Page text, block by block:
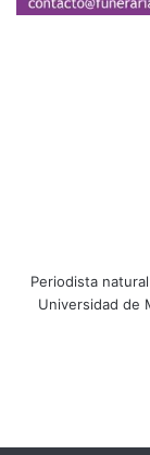
Periodista
Universidad de